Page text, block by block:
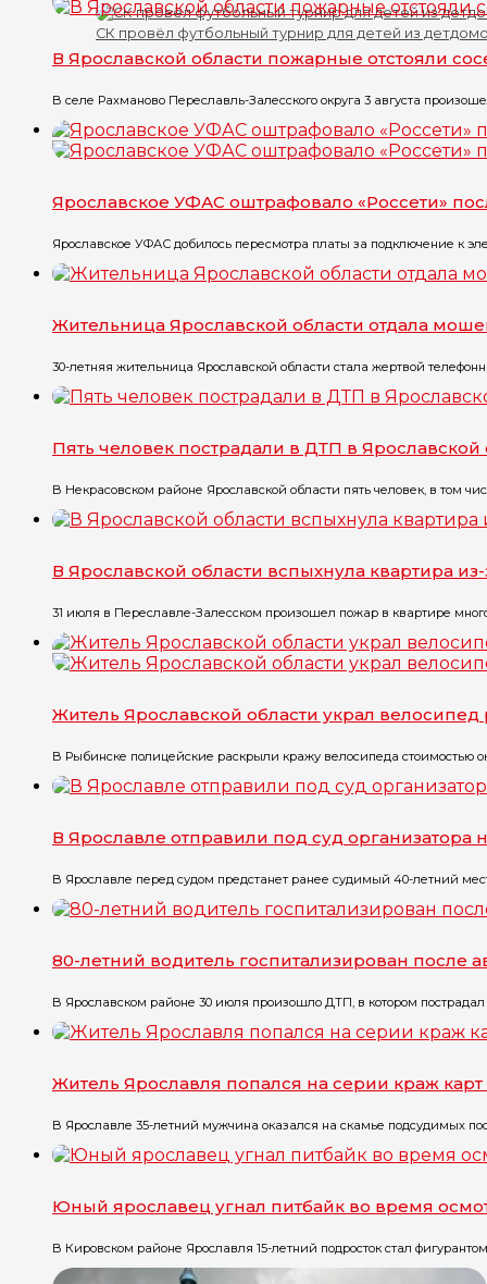
СК провёл футбольный турнир для детей из
В Ярославской области пожарные отстояли
В селе Рахманово Переславль-Залесского округа 3 августа
Ярославское УФАС оштрафовало «Россети»
Ярославское УФАС добилось пересмотра платы за подключение к
Жительница Ярославской области отдала
30-летняя жительница Ярославской области стала жертвой
Пять человек пострадали в ДТП в Ярославской
В Некрасовском районе Ярославской области пять человек, в том
В Ярославской области вспыхнула квартира
31 июля в Переславле-Залесском произошел пожар в квартире
Житель Ярославской области украл
В Рыбинске полицейские раскрыли кражу велосипеда стоимостью
В Ярославле отправили под суд организатора
В Ярославле перед судом предстанет ранее судимый 40-летний
80-летний водитель госпитализирован после
В Ярославском районе 30 июля произошло ДТП, в котором
Житель Ярославля попался на серии краж карт
В Ярославле 35-летний мужчина оказался на скамье подсудимых
Юный ярославец угнал питбайк во время
В Кировском районе Ярославля 15-летний подросток стал фигурантом